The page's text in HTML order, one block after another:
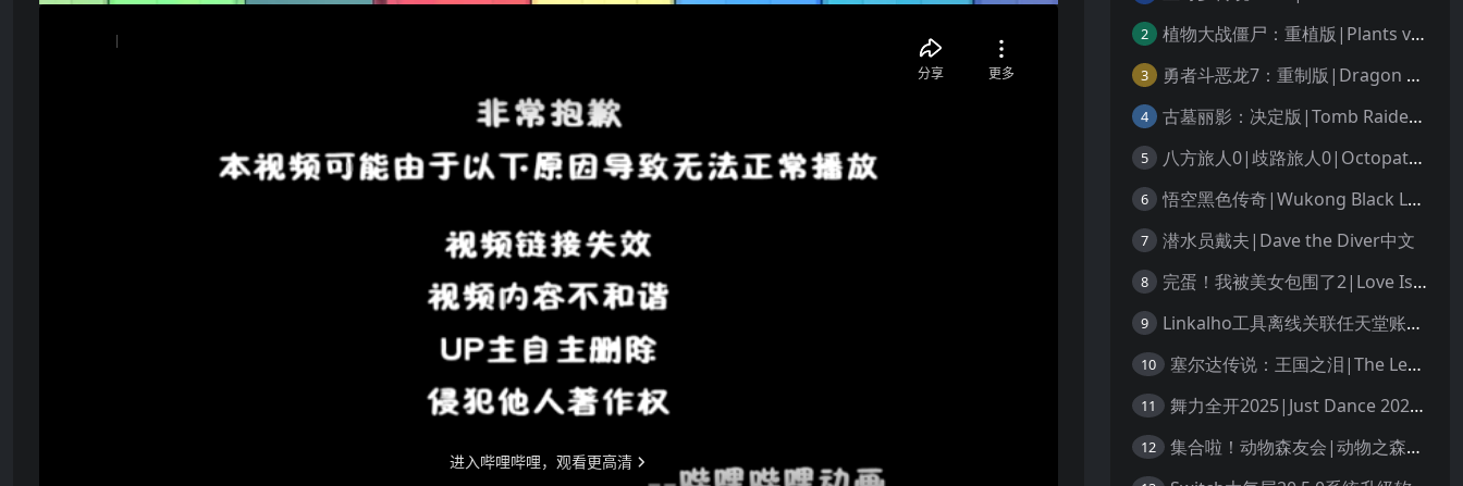
2 植物大战僵尸：重植版|Plants vs. Zombies: Replanted中文
3 勇者斗恶龙7：重制版|Dragon Quest VII Reimagined中文
4 古墓丽影：决定版|Tomb Raider: Definitive Edition中文
5 八方旅人0|歧路旅人0|Octopath Traveler 0中文
6 悟空黑色传奇|Wukong Black Legend
7 潜水员戴夫|Dave the Diver中文
8 完蛋！我被美女包围了2|Love Is All Around 2中文
9 Linkalho工具离线关联任天堂账户教程
10 塞尔达传说：王国之泪|The Legend of Zelda: Tears of the Kingdom中文
11 舞力全开2025|Just Dance 2025中文
12 集合啦！动物森友会|动物之森|Animal Crossing: New Horizons中文